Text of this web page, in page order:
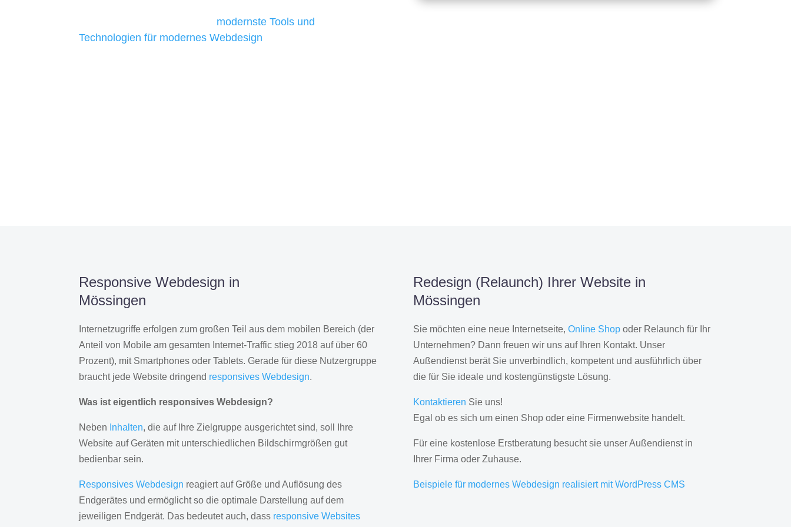
modernste Tools und
Technologien für modernes Webdesign
Responsive Webdesign in
Mössingen
Internetzugriffe erfolgen zum großen Teil aus dem mobilen Bereich (der
Anteil von Mobile am gesamten Internet-Traffic stieg 2018 auf über 60
Prozent), mit Smartphones oder Tablets. Gerade für diese Nutzergruppe
braucht jede Website dringend responsives Webdesign.
Was ist eigentlich responsives Webdesign?
Neben Inhalten, die auf Ihre Zielgruppe ausgerichtet sind, soll Ihre
Website auf Geräten mit unterschiedlichen Bildschirmgrößen gut
bedienbar sein.
Responsives Webdesign reagiert auf Größe und Auflösung des
Endgerätes und ermöglicht so die optimale Darstellung auf dem
jeweiligen Endgerät. Das bedeutet auch, dass responsive Websites
Redesign (Relaunch) Ihrer Website in
Mössingen
Sie möchten eine neue Internetseite, Online Shopoder Relaunch für Ihr
Unternehmen? Dann freuen wir uns auf Ihren Kontakt. Unser
Außendienst berät Sie unverbindlich, kompetent und ausführlich über
die für Sie ideale und kostengünstigste Lösung.
Kontaktieren Sie uns!
Egal ob es sich um einen Shop oder eine Firmenwebsite handelt.
Für eine kostenlose Erstberatung besucht sie unser Außendienst in
Ihrer Firma oder Zuhause.
Beispiele für modernes Webdesign realisiert mit WordPress CMS